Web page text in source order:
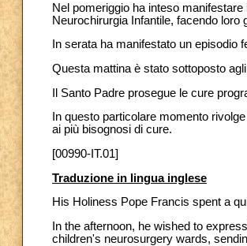
Nel pomeriggio ha inteso
Neurochirurgia Infantile, facendo loro
In serata ha manifestato un episodio
Questa mattina è stato sottoposto
Il Santo Padre prosegue le cure
In questo particolare momento
ai più bisognosi di cure.
[00990-IT.01]
Traduzione in lingua inglese
His Holiness Pope Francis spent a
In the afternoon, he wished to
children's neurosurgery wards,